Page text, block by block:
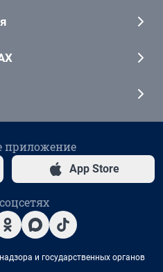
приложение
App Store
и государственных органов